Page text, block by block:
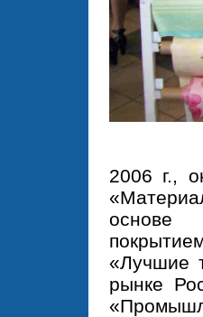
2006 г.,
«Лучшие
рынке